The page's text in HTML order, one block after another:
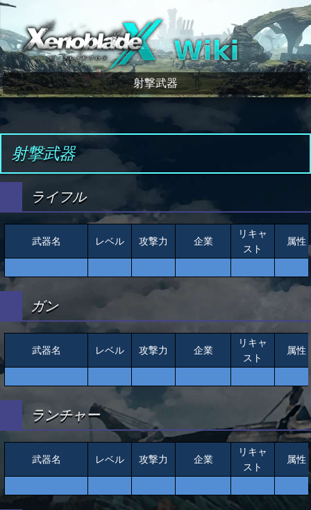
ゼノブレイドクロス wiki
射撃武器
射撃武器
ライフル
武器名 レベル 攻撃力 企業
リキャ
スト
属性
ガン
武器名 レベル 攻撃力 企業
リキャ
スト
属性
ランチャー
武器名 レベル 攻撃力 企業
リキャ
スト
属性